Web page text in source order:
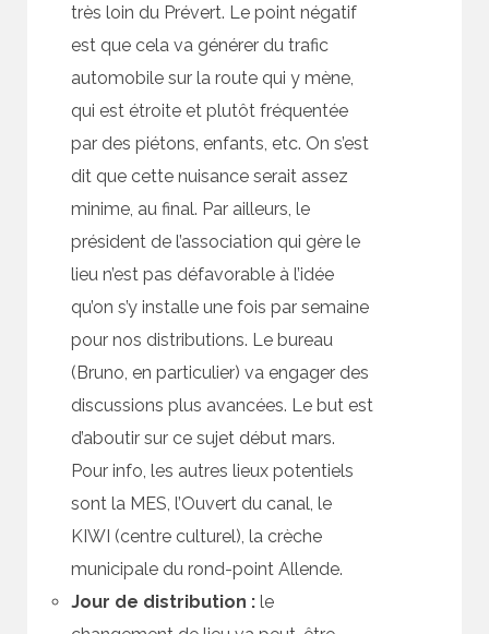
très loin du Prévert. Le point négatif
est que cela va générer du trafic
automobile sur la route qui y mène,
qui est étroite et plutôt fréquentée
par des piétons, enfants, etc. On s’est
dit que cette nuisance serait assez
minime, au final. Par ailleurs, le
président de l’association qui gère le
lieu n’est pas défavorable à l’idée
qu’on s’y installe une fois par semaine
pour nos distributions. Le bureau
(Bruno, en particulier) va engager des
discussions plus avancées. Le but est
d’aboutir sur ce sujet début mars.
Pour info, les autres lieux potentiels
sont la MES, l’Ouvert du canal, le
KIWI (centre culturel), la crèche
municipale du rond-point Allende.
Jour de distribution : le